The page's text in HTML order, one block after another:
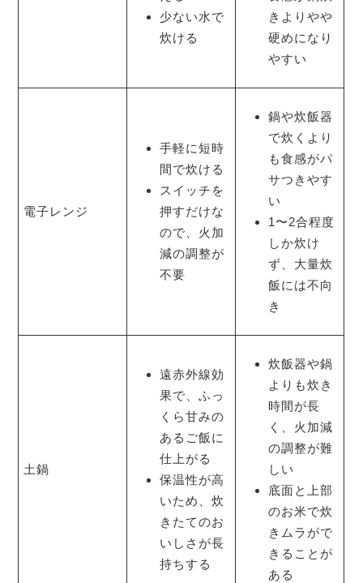
少ない水で
炊ける
きよりやや
硬めになり
やすい
電子レンジ
手軽に短時
間で炊ける
スイッチを
押すだけな
ので、火加
減の調整が
不要
鍋や炊飯器
で炊くより
も食感がパ
サつきやす
い
1〜2合程度
しか炊け
ず、大量炊
飯には不向
き
土鍋
遠赤外線効
果で、ふっ
くら甘みの
あるご飯に
仕上がる
保温性が高
いため、炊
きたてのお
いしさが長
持ちする
炊飯器や鍋
よりも炊き
時間が長
く、火加減
の調整が難
しい
底面と上部
のお米で炊
きムラがで
きることが
ある